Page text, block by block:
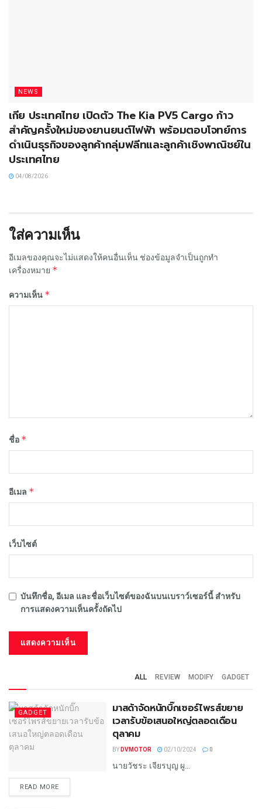
NEWS
เกีย ประเทศไทย เปิดตัว The Kia PV5 Cargo ก้าว
สำคัญครั้งใหม่ของยานยนต์ไฟฟ้า พร้อมตอบโจทย์การ
ดำเนินธุรกิจของลูกค้ากลุ่มฟลีทและลูกค้าเชิงพาณิชย์ใน
ประเทศไทย
04/08/2026
ใส่ความเห็น
อีเมลของคุณจะไม่แสดงให้คนอื่นเห็น ช่องข้อมูลจำเป็นถูกทำ
เครื่องหมาย *
ความเห็น *
ชื่อ *
อีเมล *
เว็บไซต์
บันทึกชื่อ, อีเมล และชื่อเว็บไซต์ของฉันบนเบราว์เซอร์นี้ สำหรับ
การแสดงความเห็นครั้งถัดไป
ALL REVIEW MODIFY GADGET
GADGET
มาสด้าจัดหนักบิ๊กเซอร์ไพรส์ขยาย
เวลารับข้อเสนอใหญ่ตลอดเดือน
ตุลาคม
BY DVMOTOR 02/10/2024 0
นายวัชระ เจียรบุญ ผู...
READ MORE